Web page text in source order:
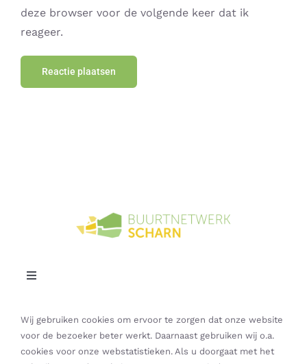
deze browser voor de volgende keer dat ik
reageer.
Toggle
Privacybeleid
Wij gebruiken cookies om ervoor te zorgen dat onze website
voor de bezoeker beter werkt. Daarnaast gebruiken wij o.a.
cookies voor onze webstatistieken. Als u doorgaat met het